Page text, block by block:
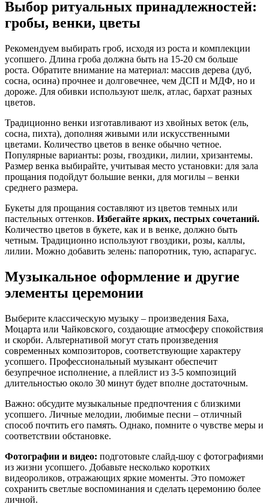
Выбор ритуальных принадлежностей:
гробы, венки, цветы
Рекомендуем выбирать гроб, исходя из роста и комплекции
усопшего. Длина гроба должна быть на 15-20 см больше
роста. Обратите внимание на материал: массив дерева (дуб,
сосна, осина) прочнее и долговечнее, чем ДСП и МДФ, но и
дороже. Для обивки используют шелк, атлас, бархат разных
цветов.
Традиционно венки изготавливают из хвойных веток (ель,
сосна, пихта), дополняя живыми или искусственными
цветами. Количество цветов в венке обычно четное.
Популярные варианты: розы, гвоздики, лилии, хризантемы.
Размер венка выбирайте, учитывая место установки: для зала
прощания подойдут большие венки, для могилы – венки
среднего размера.
Букеты для прощания составляют из цветов темных или
пастельных оттенков. Избегайте ярких, пестрых сочетаний.
Количество цветов в букете, как и в венке, должно быть
четным. Традиционно используют гвоздики, розы, каллы,
лилии. Можно добавить зелень: папоротник, тую, аспарагус.
Музыкальное оформление и другие
элементы церемонии
Выберите классическую музыку – произведения Баха,
Моцарта или Чайковского, создающие атмосферу спокойствия
и скорби. Альтернативой могут стать произведения
современных композиторов, соответствующие характеру
усопшего. Профессиональный музыкант обеспечит
безупречное исполнение, а плейлист из 3-5 композиций
длительностью около 30 минут будет вполне достаточным.
Важно: обсудите музыкальные предпочтения с близкими
усопшего. Личные мелодии, любимые песни – отличный
способ почтить его память. Однако, помните о чувстве меры и
соответствии обстановке.
Фотографии и видео: подготовьте слайд-шоу с фотографиями
из жизни усопшего. Добавьте несколько коротких
видеороликов, отражающих яркие моменты. Это поможет
сохранить светлые воспоминания и сделать церемонию более
личной.